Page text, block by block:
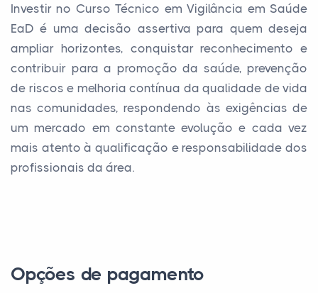
Investir no Curso Técnico em Vigilância em Saúde
EaD é uma decisão assertiva para quem deseja
ampliar horizontes, conquistar reconhecimento e
contribuir para a promoção da saúde, prevenção
de riscos e melhoria contínua da qualidade de vida
nas comunidades, respondendo às exigências de
um mercado em constante evolução e cada vez
mais atento à qualificação e responsabilidade dos
profissionais da área.
Opções de pagamento